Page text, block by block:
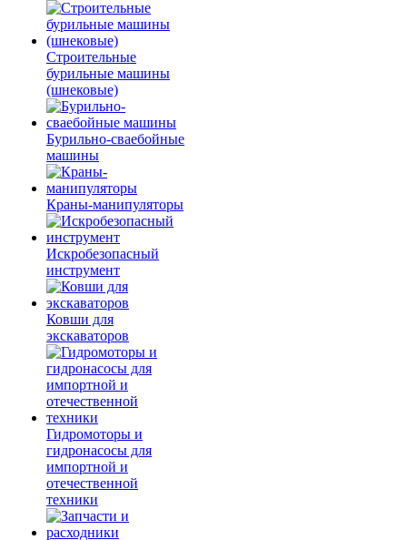
Строительные
бурильные машины
(шнековые)
Бурильно-сваебойные
машины
Краны-манипуляторы
Искробезопасный
инструмент
Ковши для
экскаваторов
Гидромоторы и
гидронасосы для
импортной и
отечественной
техники